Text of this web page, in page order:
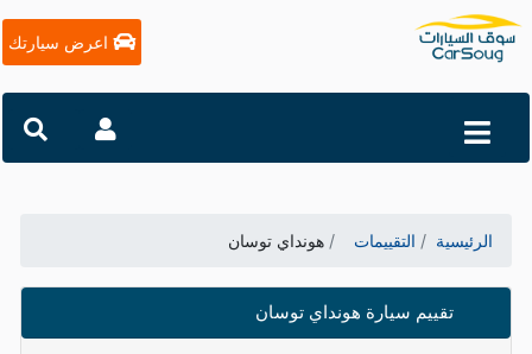
اعرض سيارتك
الرئيسية التقييمات هونداي توسان
تقييم سيارة هونداي توسان